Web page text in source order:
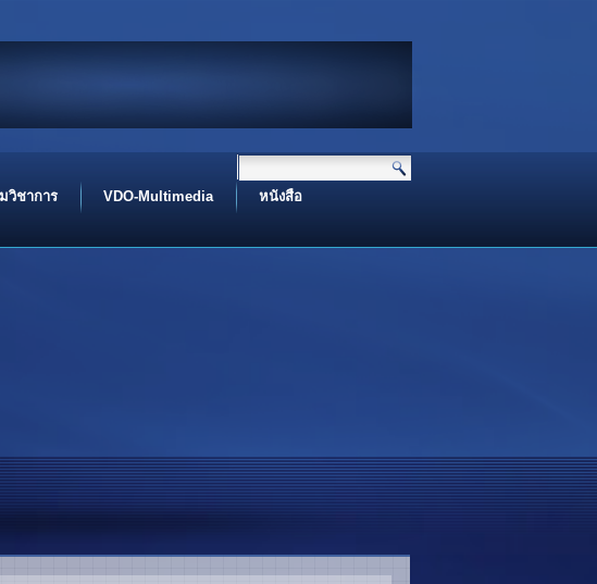
วิชาการ VDO-Multimedia
หนังสือ